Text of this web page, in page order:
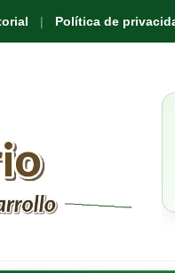
Política de